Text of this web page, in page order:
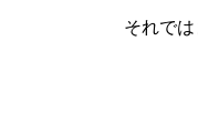
それで